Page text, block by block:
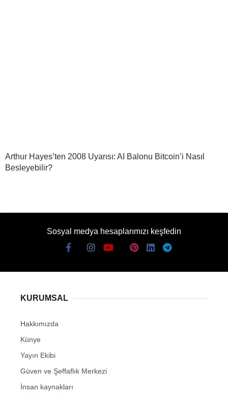
Arthur Hayes’ten 2008 Uyarısı: AI Balonu Bitcoin’i Nasıl
Besleyebilir?
Sosyal medya hesaplarımızı keşfedin
KURUMSAL
Hakkımızda
Künye
Yayın Ekibi
Güven ve Şeffaflık Merkezi
İnsan kaynakları